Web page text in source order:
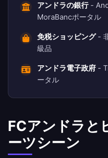
アンドラの銀行-
MoraBancポータル
免税ショッピング-
級品
アンドラ電子政府 -
ータル
FCアンドラと
ーツシーン